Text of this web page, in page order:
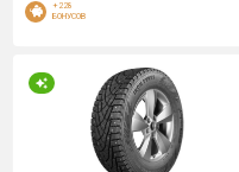
+228
БОНУСОВ